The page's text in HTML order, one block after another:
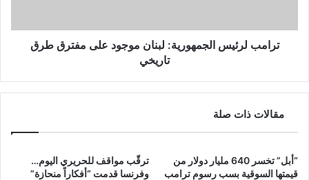
ترامب لرئيس الجمهورية: لبنان موجود على مفترق طرق
تاريخي
مقالات ذات صلة
ترقّب مواقف للحريري اليوم…
وفرنسا قدمت “أفكاراً منحازة”
“أبل” تخسر 640 مليار دولار من
قيمتها السوقية بسب رسوم ترامب